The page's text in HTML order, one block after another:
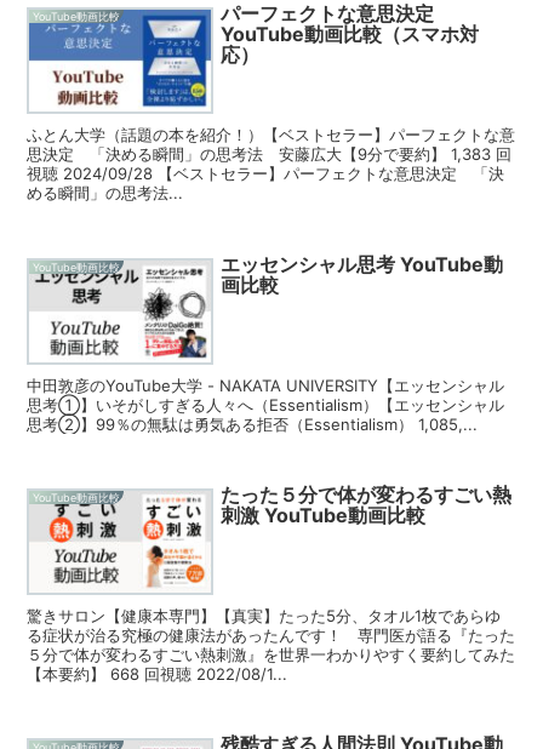
YouTube動画比較
パーフェクトな意思決定
YouTube動画比較（スマホ対
応）
ふとん大学（話題の本を紹介！）【ベストセラー】パーフェクトな意
思決定 「決める瞬間」の思考法 安藤広大【9分で要約】 1,383 回
視聴 2024/09/28 【ベストセラー】パーフェクトな意思決定 「決
める瞬間」の思考法...
YouTube動画比較
エッセンシャル思考 YouTube動
画比較
中田敦彦のYouTube大学 - NAKATA UNIVERSITY【エッセンシャル
思考①】いそがしすぎる人々へ（Essentialism）【エッセンシャル
思考②】99％の無駄は勇気ある拒否（Essentialism） 1,085,...
YouTube動画比較
たった５分で体が変わるすごい熱
刺激 YouTube動画比較
驚きサロン【健康本専門】【真実】たった5分、タオル1枚であらゆ
る症状が治る究極の健康法があったんです！ 専門医が語る『たった
５分で体が変わるすごい熱刺激』を世界一わかりやすく要約してみた
【本要約】 668 回視聴 2022/08/1...
残酷すぎる人間法則 YouTube動